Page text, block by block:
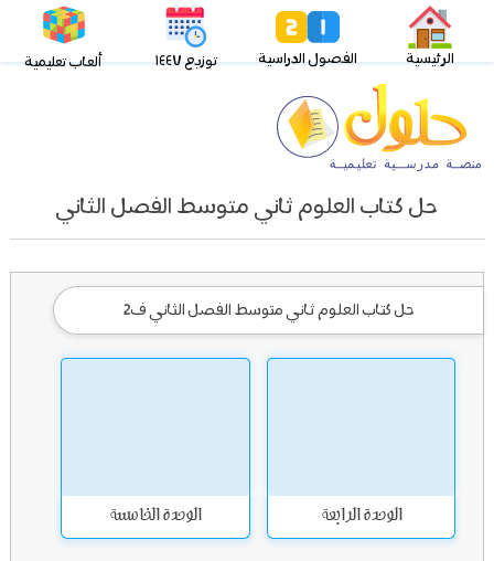
الرئيسية الفصول الدراسية توزيع ١٤٤٧ ألعاب تعليمية
حل كتاب العلوم ثاني متوسط الفصل الثاني
حل كتاب العلوم ثاني متوسط الفصل الثاني ف2
الوحدة الرابعة الوحدة الخامسة